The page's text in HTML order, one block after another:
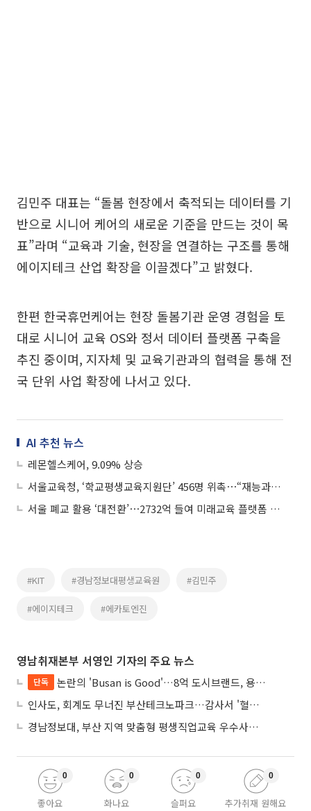
김민주 대표는 “돌봄 현장에서 축적되는 데이터를 기
반으로 시니어 케어의 새로운 기준을 만드는 것이 목
표”라며 “교육과 기술, 현장을 연결하는 구조를 통해
에이지테크 산업 확장을 이끌겠다”고 밝혔다.
한편 한국휴먼케어는 현장 돌봄기관 운영 경험을 토
대로 시니어 교육 OS와 정서 데이터 플랫폼 구축을
추진 중이며, 지자체 및 교육기관과의 협력을 통해 전
국 단위 사업 확장에 나서고 있다.
AI 추천 뉴스
레몬헬스케어, 9.09% 상승
서울교육청, ‘학교평생교육지원단’ 456명 위촉⋯“재능과 경험 나눈다”
서울 폐교 활용 ‘대전환’⋯2732억 들여 미래교육 플랫폼 구축
#KIT #경남정보대평생교육원 #김민주
#에이지테크 #에카토엔진
영남취재본부 서영인 기자의 주요 뉴스
단독
논란의 'Busan is Good'…8억 도시브랜드, 용산 대통령실 CI 업체가 수행
인사도, 회계도 무너진 부산테크노파크…감사서 '혈세 유용·인사 뒤집기' 적발
경남정보대, 부산 지역 맞춤형 평생직업교육 우수사례로 혁신 주도
좋아요
0
화나요
0
슬퍼요
0
추가취재 원해요
0